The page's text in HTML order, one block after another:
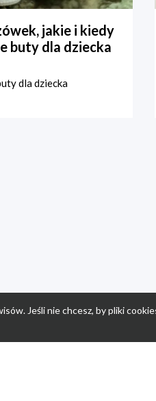
jakie i kiedy
buty dla dziecka
dla dziecka
Jeśli nie chcesz, by pliki